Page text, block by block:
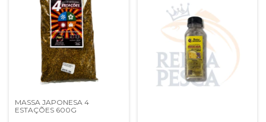
MASSA JAPONESA 4
ESTAÇÕES 600G